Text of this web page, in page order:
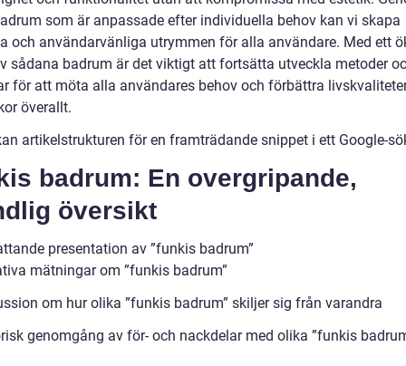
som är anpassade efter individuella behov kan vi skapa
och användarvänliga utrymmen för alla användare. Med ett
sådana badrum är det viktigt att fortsätta utveckla metoder
för att möta alla användares behov och förbättra
överallt.
artikelstrukturen för en framträdande snippet i ett Google-
badrum: En overgripande,
översikt
presentation av ”funkis badrum”
mätningar om ”funkis badrum”
om hur olika ”funkis badrum” skiljer sig från varandra
genomgång av för- och nackdelar med olika ”funkis